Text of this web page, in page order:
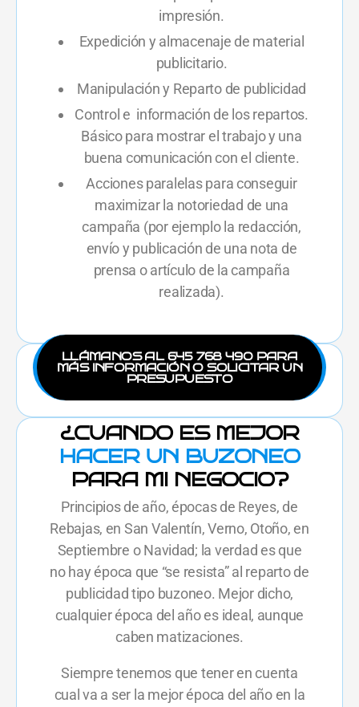
impresión.
Expedición y almacenaje de material
publicitario.
Manipulación y Reparto de publicidad
Control e información de los repartos.
Básico para mostrar el trabajo y una
buena comunicación con el cliente.
Acciones paralelas para conseguir
maximizar la notoriedad de una
campaña (por ejemplo la redacción,
envío y publicación de una nota de
prensa o artículo de la campaña
realizada).
LLÁMANOS AL 645 768 490 PARA
MÁS INFORMACIÓN O SOLICITAR UN
PRESUPUESTO
¿CUANDO ES MEJOR
HACER UN BUZONEO
PARA MI NEGOCIO?
Principios de año, épocas de Reyes, de
Rebajas, en San Valentín, Verno, Otoño, en
Septiembre o Navidad; la verdad es que
no hay época que “se resista” al reparto de
publicidad tipo buzoneo. Mejor dicho,
cualquier época del año es ideal, aunque
caben matizaciones.
Siempre tenemos que tener en cuenta
cual va a ser la mejor época del año en la